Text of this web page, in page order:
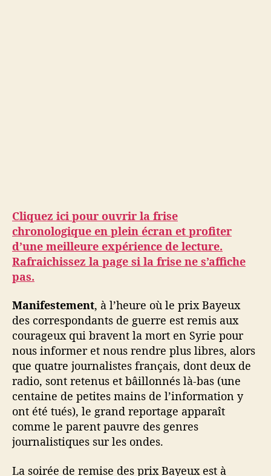
Cliquez ici pour ouvrir la frise
chronologique en plein écran et profiter
d’une meilleure expérience de lecture.
Rafraichissez la page si la frise ne s’affiche
pas.
Manifestement, à l’heure où le prix Bayeux
des correspondants de guerre est remis aux
courageux qui bravent la mort en Syrie pour
nous informer et nous rendre plus libres, alors
que quatre journalistes français, dont deux de
radio, sont retenus et bâillonnés là-bas (une
centaine de petites mains de l’information y
ont été tués), le grand reportage apparaît
comme le parent pauvre des genres
journalistiques sur les ondes.
La soirée de remise des prix Bayeux est à